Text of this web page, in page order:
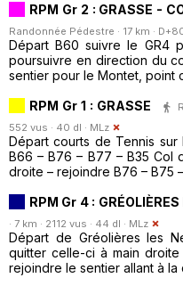
RPM Gr 2 : GRASSE -
Randonnée Pédestre · 17 km ·
Départ B60 suivre le GR4
poursuivre en direction du
sentier pour le Montet, point
RPM Gr 1 : GRASSE
552 vus · 40 dl · MLz
Départ courts de Tennis
B66 – B76 – B77 – B35 Col
droite – rejoindre B76 – B75
RPM Gr 4 : GRÉOLIÈRES
· 7 km · 2112 vus · 44 dl · MLz
Départ de Gréolières les
quitter celle-ci à main
rejoindre le sentier allant à